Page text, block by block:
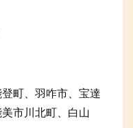
町、羽咋市、宝達
市川北町、白山